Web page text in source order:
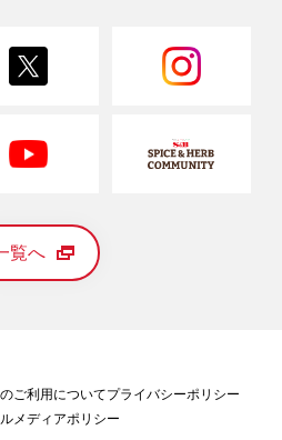
覧へ
ご利用についてプライバシーポリシー
メディアポリシー